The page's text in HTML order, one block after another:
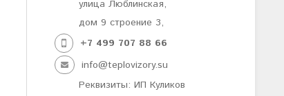
улица Люблинская,
дом 9 строение 3,
+7 499 707 88 66
info@teplovizory.su
Реквизиты: ИП Куликов